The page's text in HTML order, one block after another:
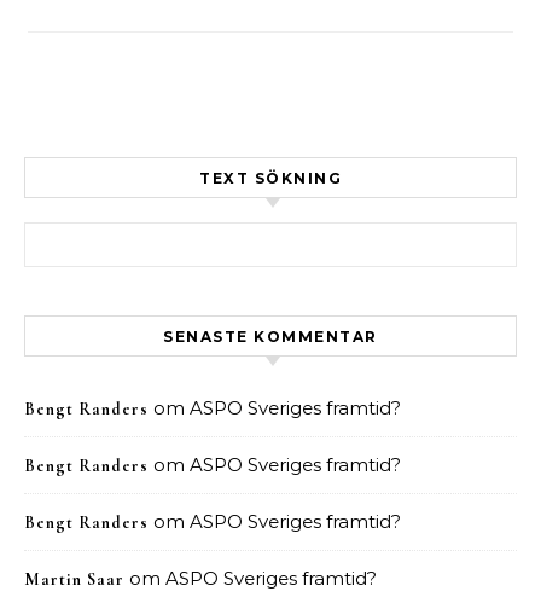
TEXT SÖKNING
SENASTE KOMMENTAR
Bengt Randers om ASPO Sveriges framtid?
Bengt Randers om ASPO Sveriges framtid?
Bengt Randers om ASPO Sveriges framtid?
Martin Saar om ASPO Sveriges framtid?